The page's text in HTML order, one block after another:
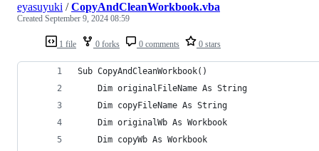
1 file 0 forks 0 comments 0 stars
eyasuyuki /CopyAndCleanWorkbook.vba
Created September 9, 2024 08:59
Sub CopyAndCleanWorkbook()
    Dim originalFileName As String
    Dim copyFileName As String
    Dim originalWb As Workbook
    Dim copyWb As Workbook